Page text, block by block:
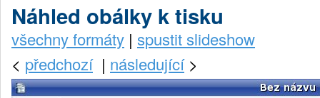
Náhled obálky k tisku
všechny formáty | spustit slideshow
< předchozí| následující>